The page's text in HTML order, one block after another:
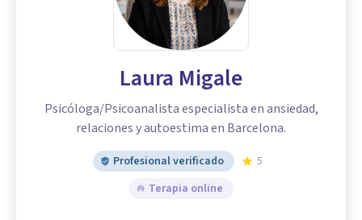
Laura Migale
Psicóloga/Psicoanalista especialista en ansiedad,
relaciones y autoestima en Barcelona.
Profesional verificado
5
Terapia online